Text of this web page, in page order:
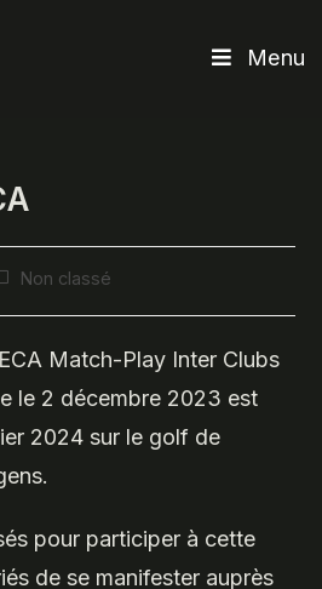
Menu
Non classé
Match-Play Inter Clubs
le 2 décembre 2023 est
2024 sur le golf de
pour participer à cette
de se manifester auprès